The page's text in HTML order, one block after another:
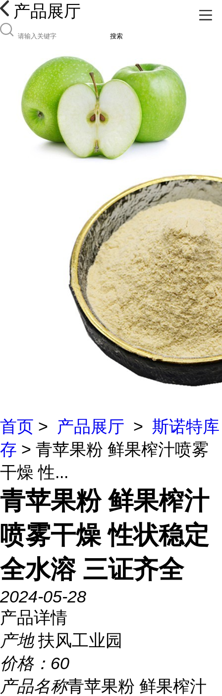
产品展厅
搜索
首页 > 产品展厅 > 斯诺特库
存 > 青苹果粉 鲜果榨汁喷雾
干燥 性...
青苹果粉 鲜果榨汁
喷雾干燥 性状稳定
全水溶 三证齐全
2024-05-28
产品详情
产地 扶风工业园
价格： 60
产品名称青苹果粉 鲜果榨汁